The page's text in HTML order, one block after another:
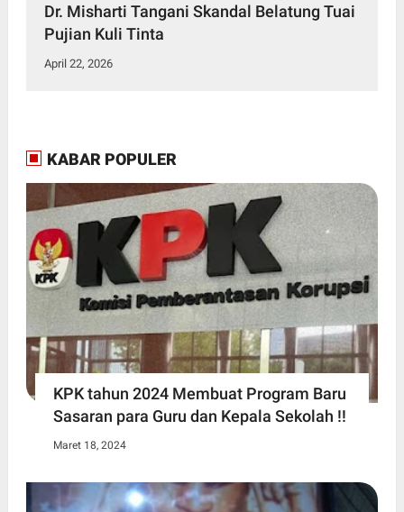
Dr. Misharti Tangani Skandal Belatung Tuai
Pujian Kuli Tinta
April 22, 2026
KABAR POPULER
KPK tahun 2024 Membuat Program Baru
Sasaran para Guru dan Kepala Sekolah !!
Maret 18, 2024